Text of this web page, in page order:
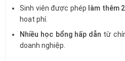
Sinh viên được phép làm thêm
hoạt phí.
Nhiều học bổng hấp dẫn từ
doanh nghiệp.